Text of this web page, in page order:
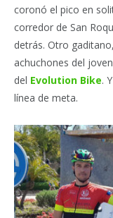
coronó el pico en
corredor de San
detrás. Otro gaditano,
achuchones del
del Evolution Bike.
línea de meta.